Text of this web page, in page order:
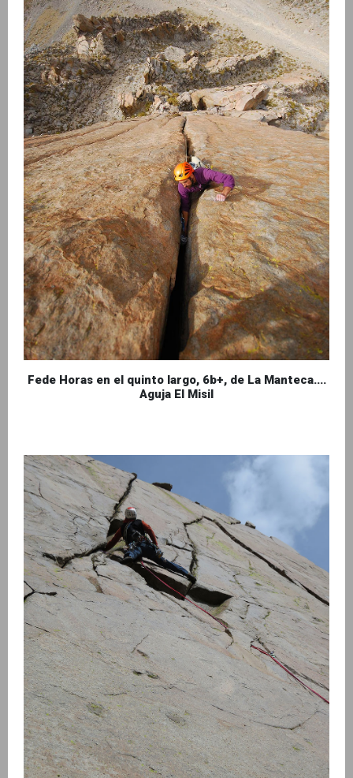
Fede Horas en el quinto largo, 6b+, de La Manteca....
Aguja El Misil